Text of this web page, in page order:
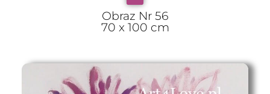
Obraz Nr 56
70 x 100 cm